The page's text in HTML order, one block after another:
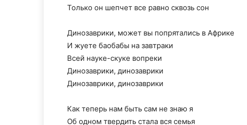
Только он шепчет все равно сквозь сон
Динозаврики, может вы попрятались в Африке
И жуете баобабы на завтраки
Всей науке-скуке вопреки
Динозаврики, динозаврики
Динозаврики, динозаврики
Как теперь нам быть сам не знаю я
Об одном твердить стала вся семья